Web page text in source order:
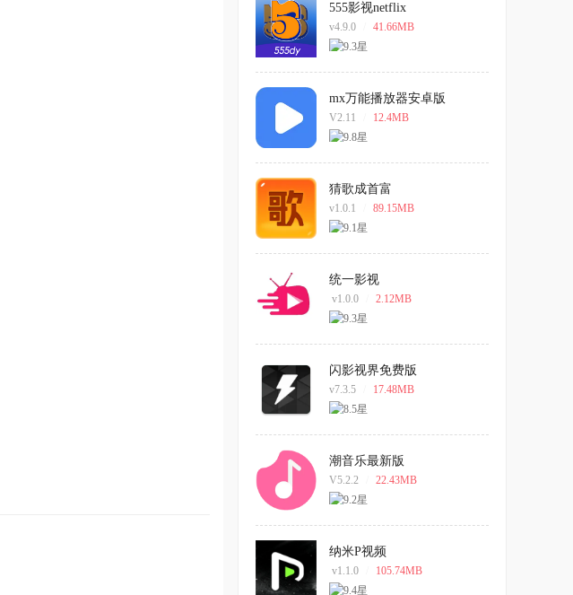
555影视netflix
v4.9.0 41.66MB
mx万能播放器安卓版
V2.11 12.4MB
猜歌成首富
v1.0.1 89.15MB
统一影视
v1.0.0 2.12MB
闪影视界免费版
v7.3.5 17.48MB
潮音乐最新版
V5.2.2 22.43MB
纳米P视频
v1.1.0 105.74MB